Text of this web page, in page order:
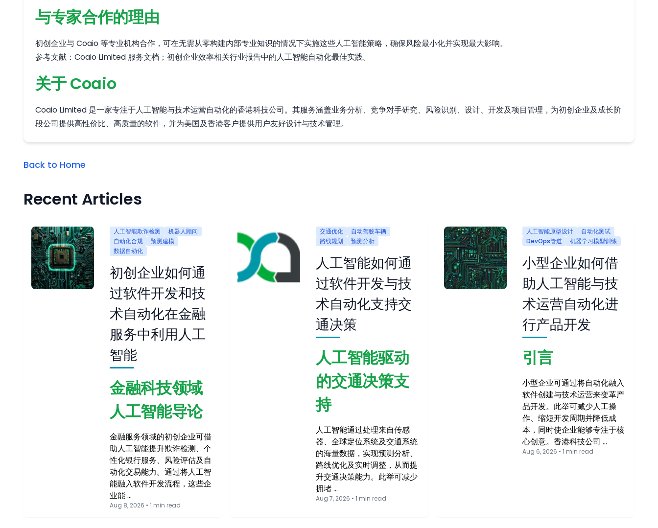
与专家合作的理由
初创企业与 Coaio 等专业机构合作，可在无需从零构建内部专业知识的情况下实施这些人工智能策略，确保风险最小化并实现最大影响。
参考文献：Coaio Limited 服务文档；初创企业效率相关行业报告中的人工智能自动化最佳实践。
关于 Coaio
Coaio Limited 是一家专注于人工智能与技术运营自动化的香港科技公司。其服务涵盖业务分析、竞争对手研究、风险识别、设计、开发及项目管理，为初创企业及成长阶
段公司提供高性价比、高质量的软件，并为美国及香港客户提供用户友好设计与技术管理。
Back to Home
Recent Articles
人工智能欺诈检测
机器人顾问
自动化合规
预测建模
数据自动化
初创企业如何通
过软件开发和技
术自动化在金融
服务中利用人工
智能
金融科技领域
人工智能导论
金融服务领域的初创企业可借
助人工智能提升欺诈检测、个
性化银行服务、风险评估及自
动化交易能力。通过将人工智
能融入软件开发流程，这些企
业能 …
Aug 8, 2026 • 1 min read
交通优化
自动驾驶车辆
路线规划
预测分析
人工智能如何通
过软件开发与技
术自动化支持交
通决策
人工智能驱动
的交通决策支
持
人工智能通过处理来自传感
器、全球定位系统及交通系统
的海量数据，实现预测分析、
路线优化及实时调整，从而提
升交通决策能力。此举可减少
拥堵 …
Aug 7, 2026 • 1 min read
人工智能原型设计
自动化测试
DevOps管道
机器学习模型训练
小型企业如何借
助人工智能与技
术运营自动化进
行产品开发
引言
小型企业可通过将自动化融入
软件创建与技术运营来变革产
品开发。此举可减少人工操
作、缩短开发周期并降低成
本，同时使企业能够专注于核
心创意。香港科技公司 …
Aug 6, 2026 • 1 min read